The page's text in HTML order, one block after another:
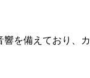
響を備えており、